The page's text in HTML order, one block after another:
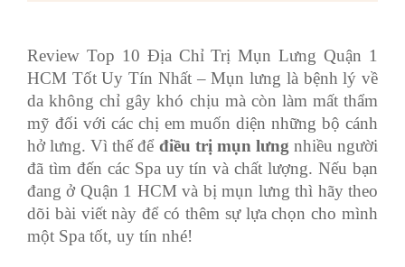
Review Top 10 Địa Chỉ Trị Mụn Lưng Quận 1
HCM Tốt Uy Tín Nhất – Mụn lưng là bệnh lý về
da không chỉ gây khó chịu mà còn làm mất thẩm
mỹ đối với các chị em muốn diện những bộ cánh
hở lưng. Vì thế để điều trị mụn lưng nhiều người
đã tìm đến các Spa uy tín và chất lượng. Nếu bạn
đang ở Quận 1 HCM và bị mụn lưng thì hãy theo
dõi bài viết này để có thêm sự lựa chọn cho mình
một Spa tốt, uy tín nhé!